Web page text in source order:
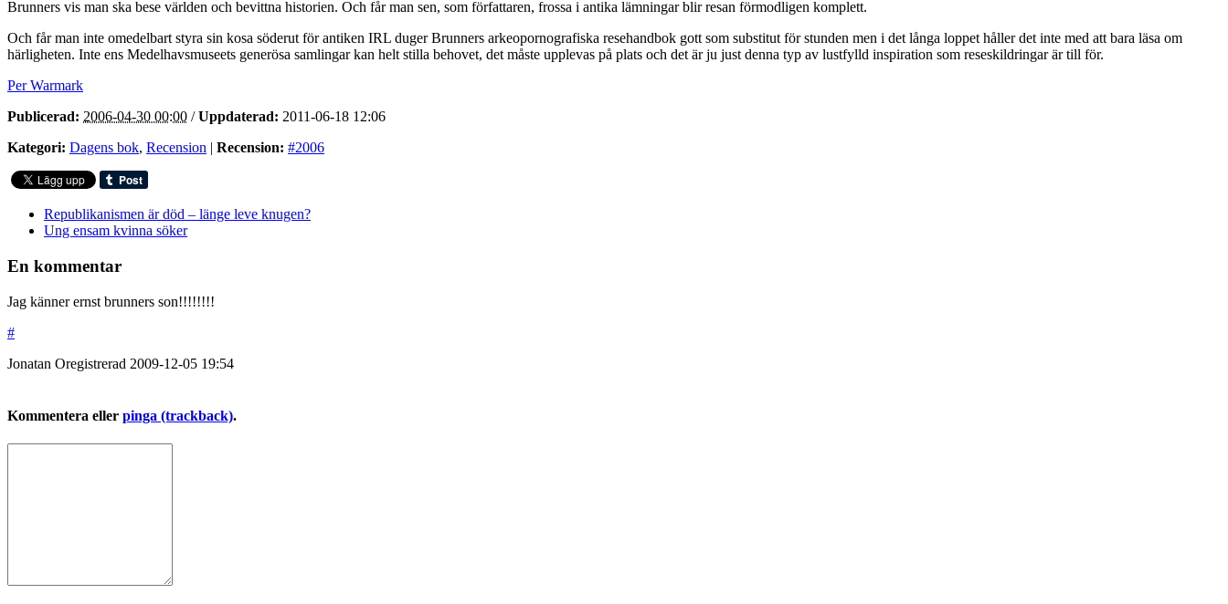
Brunners vis man ska bese världen och bevittna historien. Och får man sen, som författaren, frossa i antika lämningar blir resan förmodligen komplett.
Och får man inte omedelbart styra sin kosa söderut för antiken IRL duger Brunners arkeopornografiska resehandbok gott som substitut för stunden men i det långa loppet håller det inte med att bara läsa om
härligheten. Inte ens Medelhavsmuseets generösa samlingar kan helt stilla behovet, det måste upplevas på plats och det är ju just denna typ av lustfylld inspiration som reseskildringar är till för.
Per Warmark
Publicerad: 2006-04-30 00:00 /Uppdaterad: 2011-06-18 12:06
Kategori: Dagens bok, Recension | Recension: #2006
Republikanismen är död – länge leve knugen?
Ung ensam kvinna söker
En kommentar
Jag känner ernst brunners son!!!!!!!!
#
Jonatan Oregistrerad 2009-12-05 19:54
Kommentera eller pinga (trackback).